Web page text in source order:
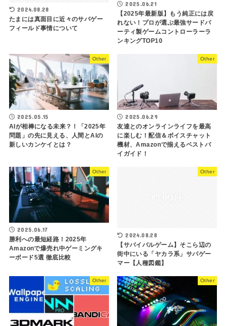
2024.08.28
たまには真面目に近々のサバゲー
フィールド事情について
2025.06.21
【2025年最新版】もう純正には戻
れない！プロが選ぶ最強サードパ
ーティ製ゲームコントローラーラ
ンキングTOP10
Other
2025.05.15
AIが相棒になる未来？！「2025年
問題」の先に見える、人間とAIの
新しいカンケイとは？
Other
2025.06.29
友達とのオンラインライフを最高
に楽しむ！配信＆ボイスチャット
機材、Amazonで揃えるベストバ
イガイド！
Other
2025.06.17
勝利への最短経路！2025年
Amazonで爆売れ中ゲーミングキ
ーボード5選 徹底比較
Other
2024.08.28
【サバイバルゲーム】そこら辺の
街中にいる「ヤカラ系」サバゲー
マー【人種図鑑】
Other Other